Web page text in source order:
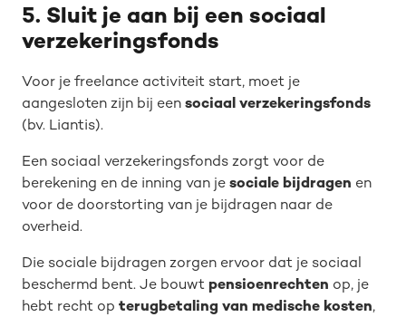
5. Sluit je aan bij een sociaal
verzekeringsfonds
Voor je freelance activiteit start, moet je
aangesloten zijn bij een sociaal verzekeringsfonds
(bv. Liantis).
Een sociaal verzekeringsfonds zorgt voor de
berekening en de inning van je sociale bijdragen en
voor de doorstorting van je bijdragen naar de
overheid.
Die sociale bijdragen zorgen ervoor dat je sociaal
beschermd bent. Je bouwt pensioenrechten op, je
hebt recht op terugbetaling van medische kosten,